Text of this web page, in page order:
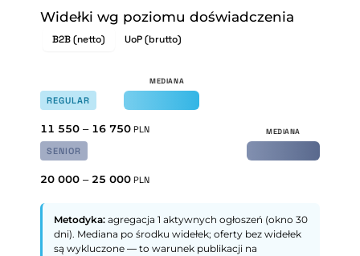
Widełki wg poziomu doświadczenia
B2B (netto) UoP (brutto)
REGULAR
11 550 – 16 750 PLN
SENIOR
20 000 – 25 000 PLN
Metodyka: agregacja 1 aktywnych ogłoszeń (okno 30
dni). Mediana po środku widełek; oferty bez widełek
są wykluczone — to warunek publikacji na